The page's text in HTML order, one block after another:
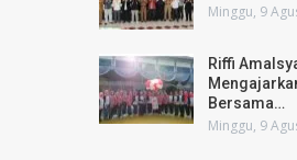
Minggu, 9
Riffi
Bersama…
Minggu, 9